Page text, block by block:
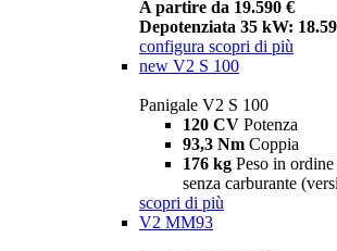
A partire da 19.590 €
Depotenziata 35 kW:
configura scopri di più
new V2 S 100
Panigale V2 S 100
120 CV Potenza
93,3 Nm Coppia
176 kg Peso in
senza carburante
scopri di più
V2 MM93